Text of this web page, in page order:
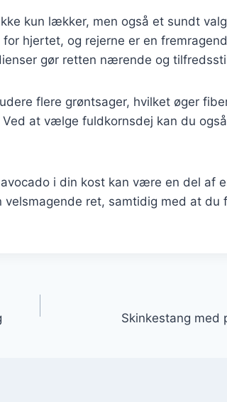
kun lækker, men også et sundt
hjertet, og rejerne er en
gør retten nærende og
flere grøntsager, hvilket øger
at vælge fuldkornsdej kan du
i din kost kan være en del af
ret, samtidig med at du
Skinkestang med